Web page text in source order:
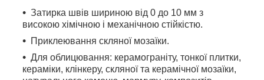
Затирка швів шириною від 0 до 10 мм з
високою хімічною і механічною стійкістю.
Приклеювання скляної мозаїки.
Для облицювання: керамограніту, тонкої плитки,
кераміки, клінкеру, скляної та керамічної мозаїки,